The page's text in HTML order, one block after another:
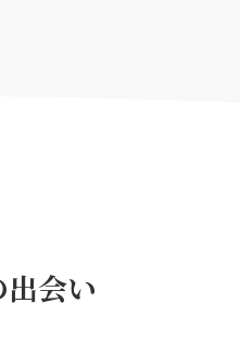
会い